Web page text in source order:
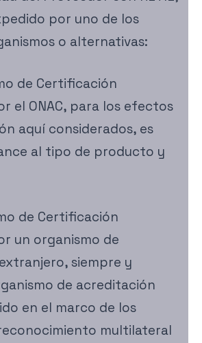
por uno de los
o alternativas:
de Certificación
el ONAC, para los efectos
aquí considerados, es
al tipo de producto y
de Certificación
un organismo de
siempre y
de acreditación
en el marco de los
multilateral